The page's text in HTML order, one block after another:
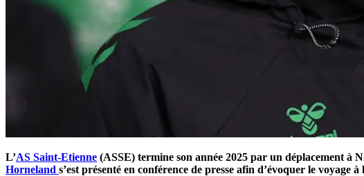
L’AS Saint-Etienne (ASSE) termine son année 2025 par un déplacement à
Horneland s’est présenté en conférence de presse afin d’évoquer le voyage